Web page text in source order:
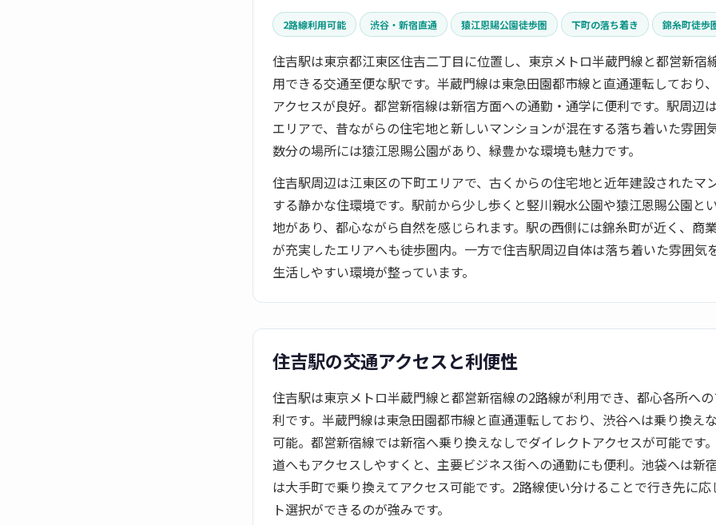
2路線利用可能 渋谷・新宿直通 猿江恩賜公園徒歩圏 下町の落ち着き 錦糸町徒歩
住吉駅は東京都江東区住吉二丁目に位置し、東京メトロ半蔵門線と都営新宿
用できる交通至便な駅です。半蔵門線は東急田園都市線と直通運転しており
アクセスが良好。都営新宿線は新宿方面への通勤・通学に便利です。駅周辺
エリアで、昔ながらの住宅地と新しいマンションが混在する落ち着いた雰囲
数分の場所には猿江恩賜公園があり、緑豊かな環境も魅力です。
住吉駅周辺は江東区の下町エリアで、古くからの住宅地と近年建設されたマ
する静かな住環境です。駅前から少し歩くと竪川親水公園や猿江恩賜公園と
地があり、都心ながら自然を感じられます。駅の西側には錦糸町が近く、商
が充実したエリアへも徒歩圏内。一方で住吉駅周辺自体は落ち着いた雰囲気
生活しやすい環境が整っています。
住吉駅の交通アクセスと利便性
住吉駅は東京メトロ半蔵門線と都営新宿線の2路線が利用でき、都心各所へ
利です。半蔵門線は東急田園都市線と直通運転しており、渋谷へは乗り換え
可能。都営新宿線では新宿へ乗り換えなしでダイレクトアクセスが可能です
道へもアクセスしやすくと、主要ビジネス街への通勤にも便利。池袋へは新
は大手町で乗り換えてアクセス可能です。2路線使い分けることで行き先に
ト選択ができるのが強みです。